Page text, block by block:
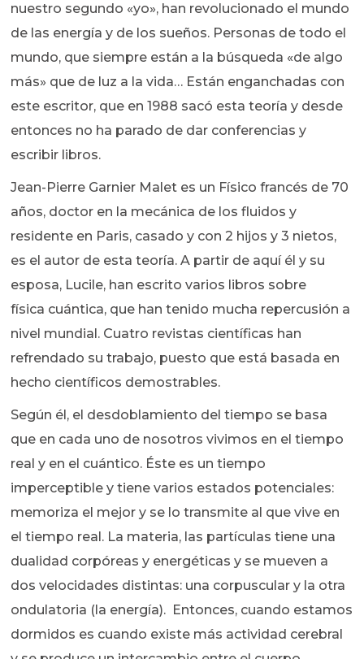
nuestro segundo «yo», han revolucionado el mundo
de las energía y de los sueños. Personas de todo el
mundo, que siempre están a la búsqueda «de algo
más» que de luz a la vida… Están enganchadas con
este escritor, que en 1988 sacó esta teoría y desde
entonces no ha parado de dar conferencias y
escribir libros.
Jean-Pierre Garnier Malet es un Físico francés de 70
años, doctor en la mecánica de los fluidos y
residente en Paris, casado y con 2 hijos y 3 nietos,
es el autor de esta teoría. A partir de aquí él y su
esposa, Lucile, han escrito varios libros sobre
física cuántica, que han tenido mucha repercusión a
nivel mundial. Cuatro revistas científicas han
refrendado su trabajo, puesto que está basada en
hecho científicos demostrables.
Según él, el desdoblamiento del tiempo se basa
que en cada uno de nosotros vivimos en el tiempo
real y en el cuántico. Éste es un tiempo
imperceptible y tiene varios estados potenciales:
memoriza el mejor y se lo transmite al que vive en
el tiempo real. La materia, las partículas tiene una
dualidad corpóreas y energéticas y se mueven a
dos velocidades distintas: una corpuscular y la otra
ondulatoria (la energía). Entonces, cuando estamos
dormidos es cuando existe más actividad cerebral